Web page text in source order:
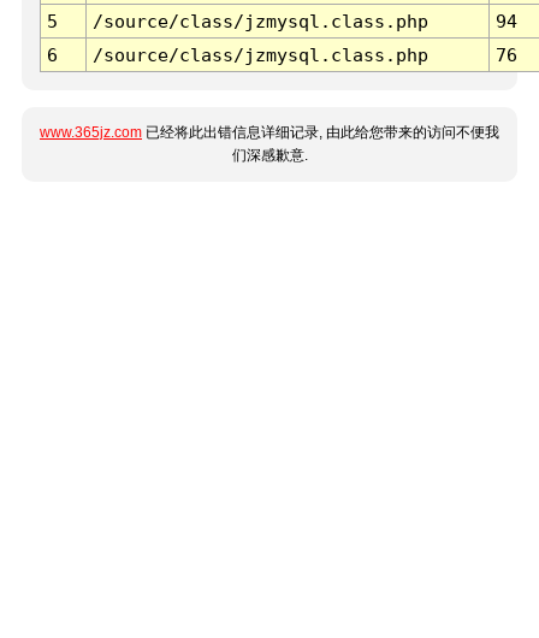
5
/source/class/jzmysql.class.php
94
6
/source/class/jzmysql.class.php 76
www.365jz.com 已经将此出错信息详细记录, 由此给您带来的访问不便我
们深感歉意.